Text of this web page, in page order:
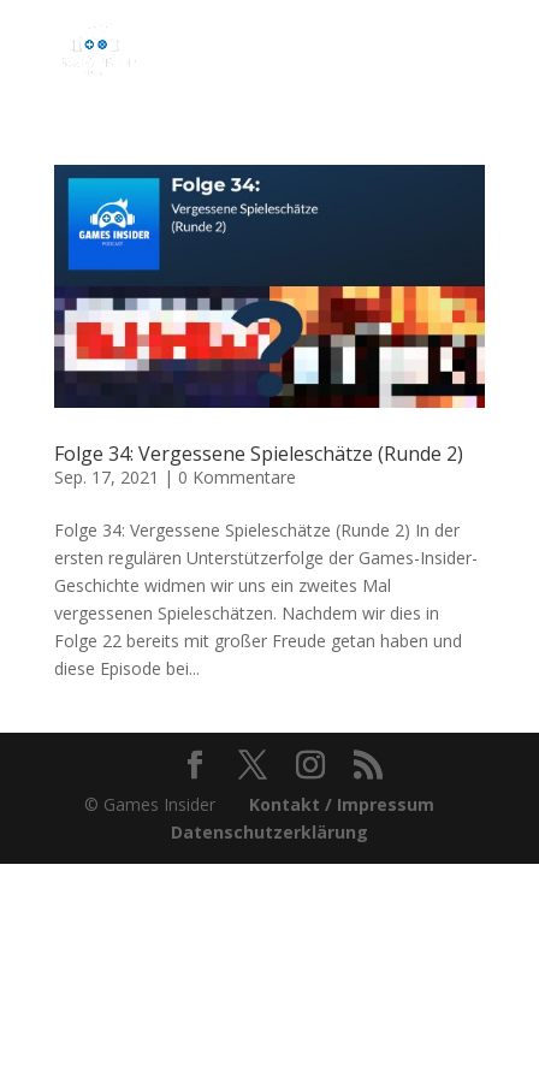
Folge 34: Vergessene Spieleschätze (Runde 2)
Sep. 17, 2021 | 0 Kommentare
Folge 34: Vergessene Spieleschätze (Runde 2) In der
ersten regulären Unterstützerfolge der Games-Insider-
Geschichte widmen wir uns ein zweites Mal
vergessenen Spieleschätzen. Nachdem wir dies in
Folge 22 bereits mit großer Freude getan haben und
diese Episode bei...
© Games Insider Kontakt / Impressum
Datenschutzerklärung